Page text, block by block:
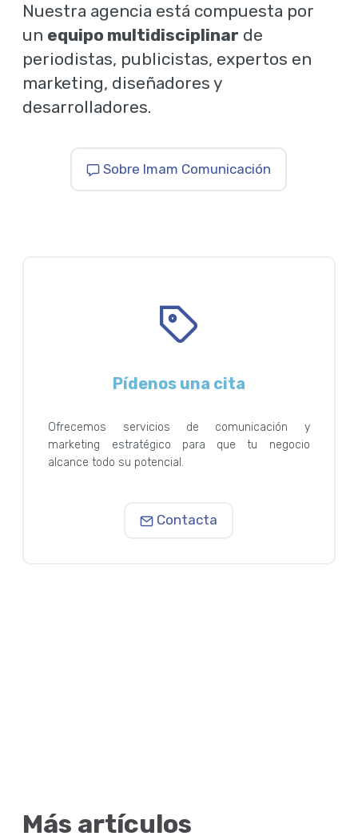
Nuestra agencia está compuesta por
un equipo multidisciplinar de
periodistas, publicistas, expertos en
marketing, diseñadores y
desarrolladores.
Sobre Imam Comunicación
Pídenos una cita
Ofrecemos servicios de comunicación y
marketing estratégico para que tu negocio
alcance todo su potencial.
Contacta
Más artículos